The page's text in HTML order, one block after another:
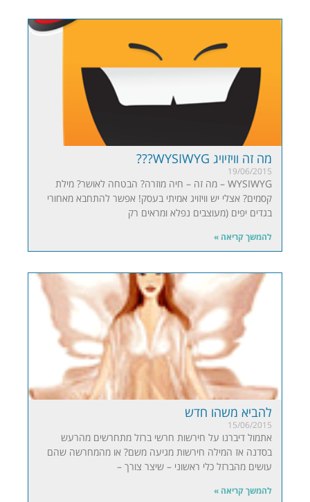
מה זה וויזיויג WYSIWYG???
19/06/2015
WYSIWYG – מה זה – חיה מוזרה? הבטחה לאושר? מילת
קסמים? אצלי יש וויזויג אמיתי בעסק! אפשר להתחבא מאחורי
בגדים יפים (מעוצבים נפלא ומראים רק
להמשך קריאה »
להביא משהו חדש
15/06/2015
אתמול דיברנו על חירשות חרשי ברזל מתחרשים מהרעש
בסדנה אז המילה חירשות מגיעה משם? או מהמחרשה שהם
עושים מהברזל כלי ראשוני – שיצר צורך –
להמשך קריאה »